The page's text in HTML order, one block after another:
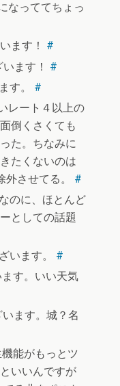
なっててちょっ
ます！ #
ます！ #
す。 #
レート４以上の
倒くさくても
た。ちなみに
たくないのは
させてる。 #
のに、ほとんど
としての話題
います。 #
す。いい天気
ます。城？名
能がもっとツ
いいんですが